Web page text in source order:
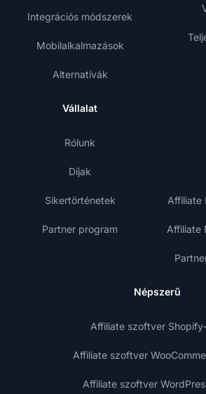
Integrációs módszerek
Mobilalkalmazások
Alternatívák
Vállalat
Rólunk
Díjak
Sikertörténetek
Partner program
Affiliate
Affiliate
Népszerű
Affiliate szoftver
Affiliate szoftver
Affiliate szoftver